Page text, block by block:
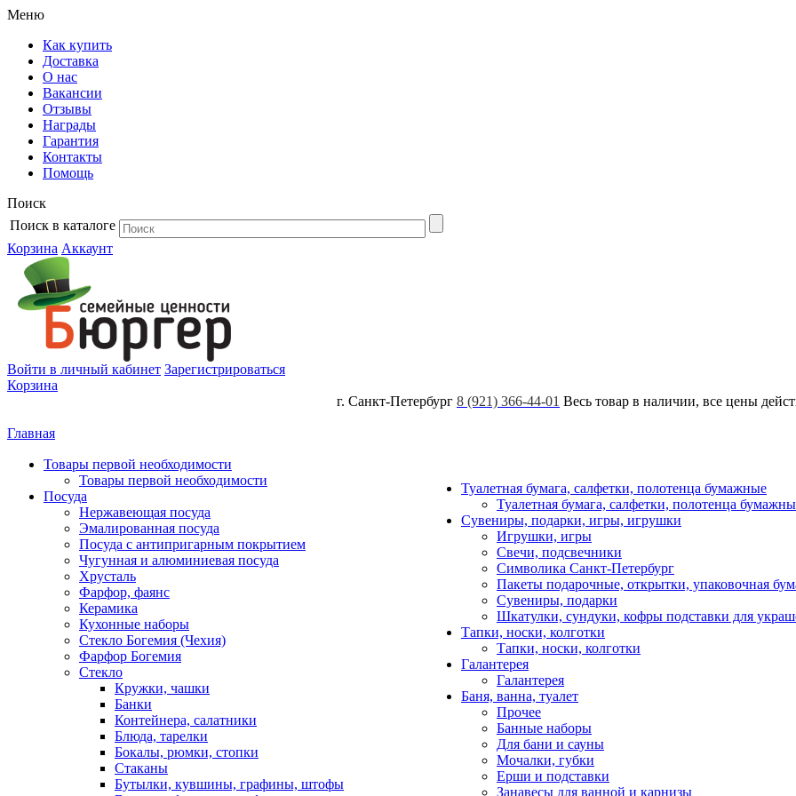
Меню
Как купить
Доставка
О нас
Вакансии
Отзывы
Награды
Гарантия
Контакты
Помощь
Поиск
Поиск в каталоге
Корзина Аккаунт
Войти в личный кабинет Зарегистрироваться
Корзина
г. Санкт-Петербург 8 (921) 366-44-01 Весь товар в наличии, все цены
Главная
Товары первой необходимости
Товары первой необходимости
Посуда
Нержавеющая посуда
Эмалированная посуда
Посуда с антипригарным покрытием
Чугунная и алюминиевая посуда
Хрусталь
Фарфор, фаянс
Керамика
Кухонные наборы
Стекло Богемия (Чехия)
Фарфор Богемия
Стекло
Кружки, чашки
Банки
Контейнера, салатники
Блюда, тарелки
Бокалы, рюмки, стопки
Стаканы
Бутылки, кувшины, графины, штофы
Туалетная бумага, салфетки, полотенца бумажные
Туалетная бумага, салфетки, полотенца
Сувениры, подарки, игры, игрушки
Игрушки, игры
Свечи, подсвечники
Символика Санкт-Петербург
Пакеты подарочные, открытки, упаковочная
Сувениры, подарки
Шкатулки, сундуки, кофры подставки для
Тапки, носки, колготки
Тапки, носки, колготки
Галантерея
Галантерея
Баня, ванна, туалет
Прочее
Банные наборы
Для бани и сауны
Мочалки, губки
Ерши и подставки
Занавесы для ванной и карнизы